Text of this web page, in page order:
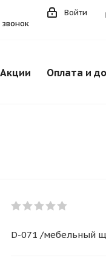
Войти
звонок
Акции Оплата и
D-071 /мебельный